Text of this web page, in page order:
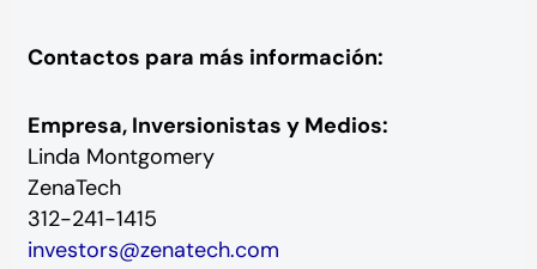
Contactos para más información:
Empresa, Inversionistas y Medios:
Linda Montgomery
ZenaTech
312-241-1415
investors@zenatech.com